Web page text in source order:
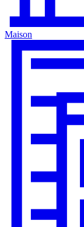
Maison